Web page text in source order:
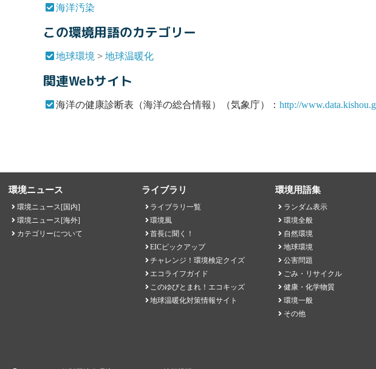
海洋汚染
この環境用語のカテゴリー
地球環境 >地球温暖化
関連Webサイト
海洋の健康診断表（海洋の総合情報）（気象庁）：http://
環境ニュース
環境ニュース[国内]
環境ニュース[海外]
カテゴリーについて
ライブラリ
ライブラリ一覧
環境風
首長に聞く！
EICピックアップ
チャレンジ！環境検定クイズ
エコライフガイド
このゆびとまれ！エコキッズ
地球温暖化対策情報サイト
環境用語集
ランダム表示
環境全般
自然環境
地球環境
公害問題
ごみ・リサイクル
健康・化学物質
環境一般
その他